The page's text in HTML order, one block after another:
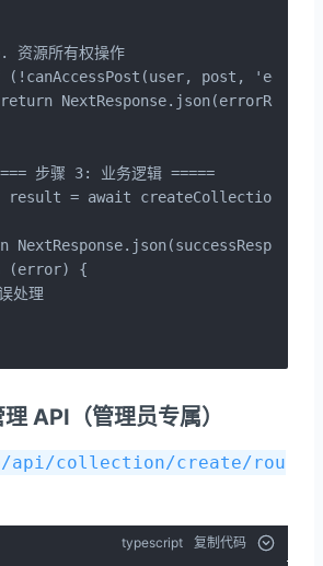
资源所有权操作
(!canAccessPost(user, post,
步骤 3: 业务逻辑 =====
result = await
(error) {
处理
API（管理员专属）
api/collection/create/rou
typescript 复制代码